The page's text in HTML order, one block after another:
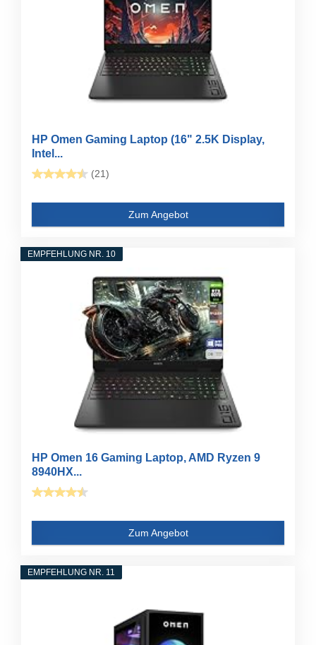
HP Omen Gaming Laptop (16" 2.5K Display,
Intel...
(21)
Zum Angebot
EMPFEHLUNG NR. 10
HP Omen 16 Gaming Laptop, AMD Ryzen 9
8940HX...
Zum Angebot
EMPFEHLUNG NR. 11